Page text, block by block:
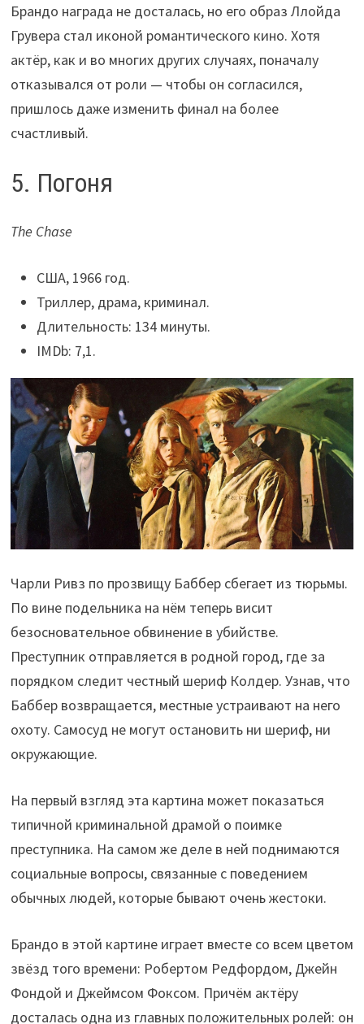
Брандо награда не досталась, но его образ Ллойда
Грувера стал иконой романтического кино. Хотя
актёр, как и во многих других случаях, поначалу
отказывался от роли — чтобы он согласился,
пришлось даже изменить финал на более
счастливый.
5. Погоня
The Chase
США, 1966 год.
Триллер, драма, криминал.
Длительность: 134 минуты.
IMDb: 7,1.
Чарли Ривз по прозвищу Баббер сбегает из тюрьмы.
По вине подельника на нём теперь висит
безосновательное обвинение в убийстве.
Преступник отправляется в родной город, где за
порядком следит честный шериф Колдер. Узнав, что
Баббер возвращается, местные устраивают на него
охоту. Самосуд не могут остановить ни шериф, ни
окружающие.
На первый взгляд эта картина может показаться
типичной криминальной драмой о поимке
преступника. На самом же деле в ней поднимаются
социальные вопросы, связанные с поведением
обычных людей, которые бывают очень жестоки.
Брандо в этой картине играет вместе со всем цветом
звёзд того времени: Робертом Редфордом, Джейн
Фондой и Джеймсом Фоксом. Причём актёру
досталась одна из главных положительных ролей: он